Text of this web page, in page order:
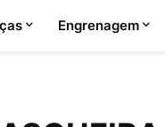
Engrenagem